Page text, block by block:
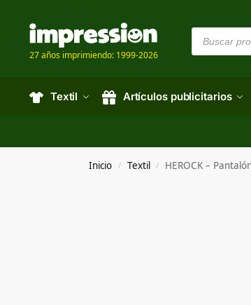
27 años imprimiendo: 1999-2026
Textil Artículos publicitarios
Inicio / Textil / HEROCK –